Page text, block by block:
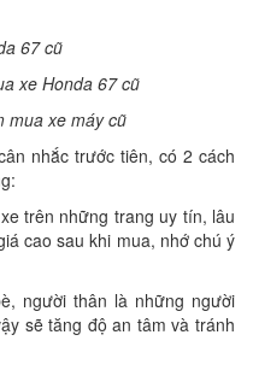
xe Honda 67 cũ
mua xe máy cũ
nhắc trước tiên, có 2 cách
trên những trang uy tín, lâu
cao sau khi mua, nhớ chú ý
người thân là những người
sẽ tăng độ an tâm và tránh